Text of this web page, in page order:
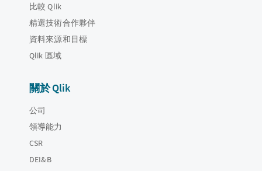
比較 Qlik
精選技術合作夥伴
資料來源和目標
Qlik 區域
關於 Qlik
公司
領導能力
CSR
DEI&B